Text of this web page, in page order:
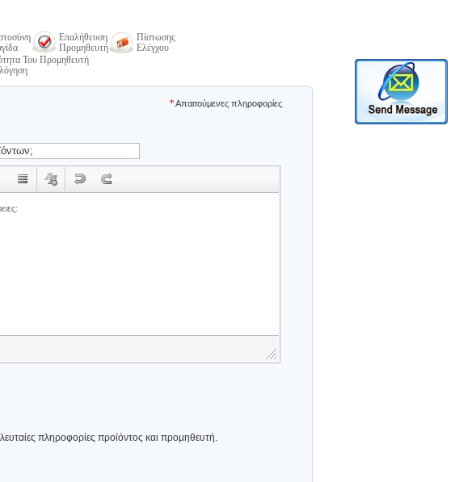
Επαλήθευση
Προμηθευτή
Πίστωσης
Ελέγχου
Του Προμηθευτή
Απαιτούμενες πληροφορίες
πληροφορίες προϊόντος και προμηθευτή.